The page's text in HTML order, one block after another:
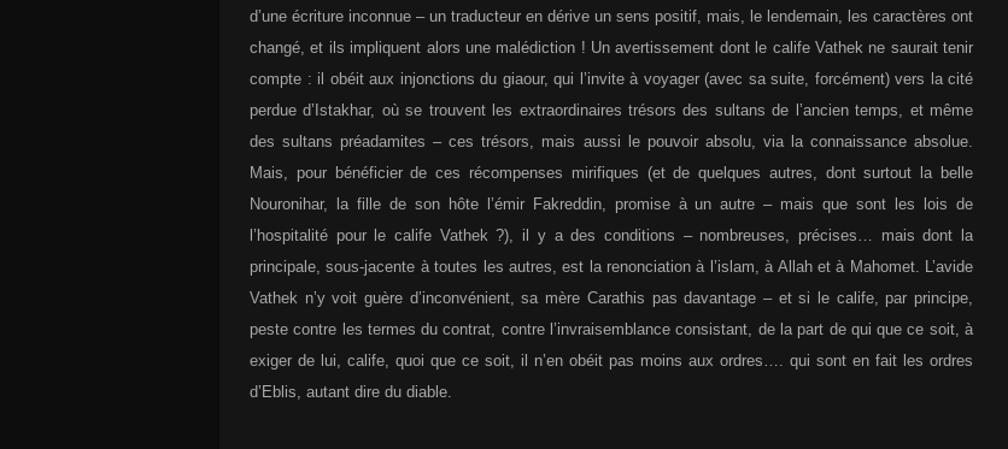
d’une écriture inconnue – un traducteur en dérive un sens positif, mais, le lendemain, les caractères ont
changé, et ils impliquent alors une malédiction ! Un avertissement dont le calife Vathek ne saurait tenir
compte : il obéit aux injonctions du giaour, qui l’invite à voyager (avec sa suite, forcément) vers la cité
perdue d’Istakhar, où se trouvent les extraordinaires trésors des sultans de l’ancien temps, et même
des sultans préadamites – ces trésors, mais aussi le pouvoir absolu, via la connaissance absolue.
Mais, pour bénéficier de ces récompenses mirifiques (et de quelques autres, dont surtout la belle
Nouronihar, la fille de son hôte l’émir Fakreddin, promise à un autre – mais que sont les lois de
l’hospitalité pour le calife Vathek ?), il y a des conditions – nombreuses, précises… mais dont la
principale, sous-jacente à toutes les autres, est la renonciation à l’islam, à Allah et à Mahomet. L’avide
Vathek n’y voit guère d’inconvénient, sa mère Carathis pas davantage – et si le calife, par principe,
peste contre les termes du contrat, contre l’invraisemblance consistant, de la part de qui que ce soit, à
exiger de lui, calife, quoi que ce soit, il n’en obéit pas moins aux ordres…. qui sont en fait les ordres
d’Eblis, autant dire du diable.